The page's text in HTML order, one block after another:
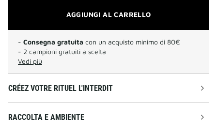
AGGIUNGI AL CARRELLO
- Consegna gratuita con un acquisto minimo di 80€
- 2 campioni gratuiti a scelta
Vedi più
CRÉEZ VOTRE RITUEL L'INTERDIT
RACCOLTA E AMBIENTE